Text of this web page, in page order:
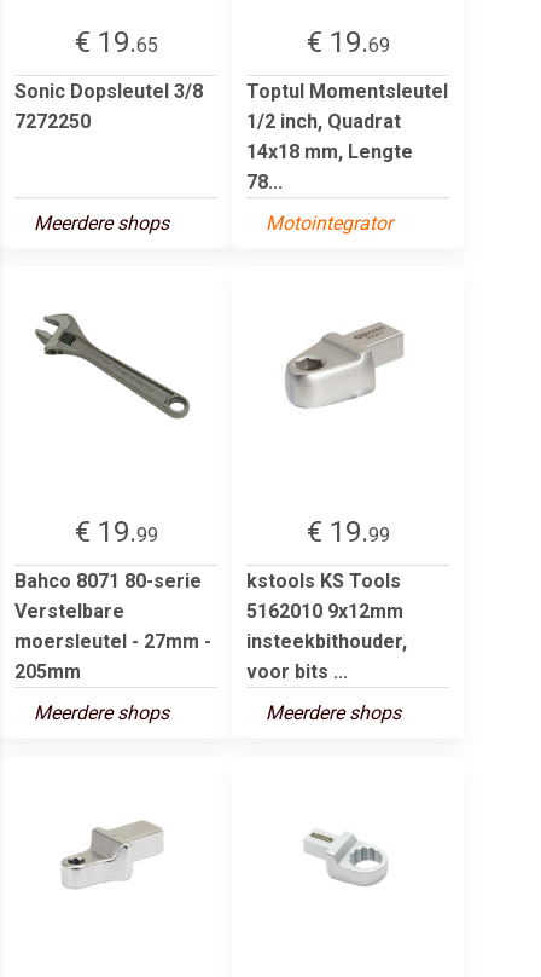
€ 19.65
Sonic Dopsleutel 3/8
7272250
Meerdere shops
€ 19.69
Toptul Momentsleutel
1/2 inch, Quadrat
14x18 mm, Lengte
78...
Motointegrator
€ 19.99
Bahco 8071 80-serie
Verstelbare
moersleutel - 27mm -
205mm
Meerdere shops
€ 19.99
kstools KS Tools
5162010 9x12mm
insteekbithouder,
voor bits ...
Meerdere shops